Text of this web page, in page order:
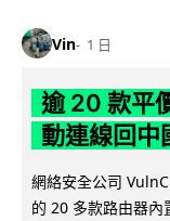
Vin 1 日
逾 20 款平
動連線回中
網絡安全公司
的 20 多款路由器